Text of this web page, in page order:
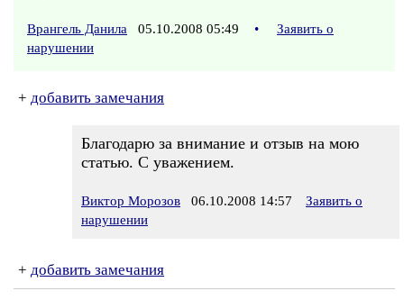
Врангель Данила 05.10.2008 05:49 •
Заявить о
нарушении
+ добавить замечания
Благодарю за внимание и отзыв на мою
статью. С уважением.
Виктор Морозов 06.10.2008 14:57
Заявить о
нарушении
+ добавить замечания